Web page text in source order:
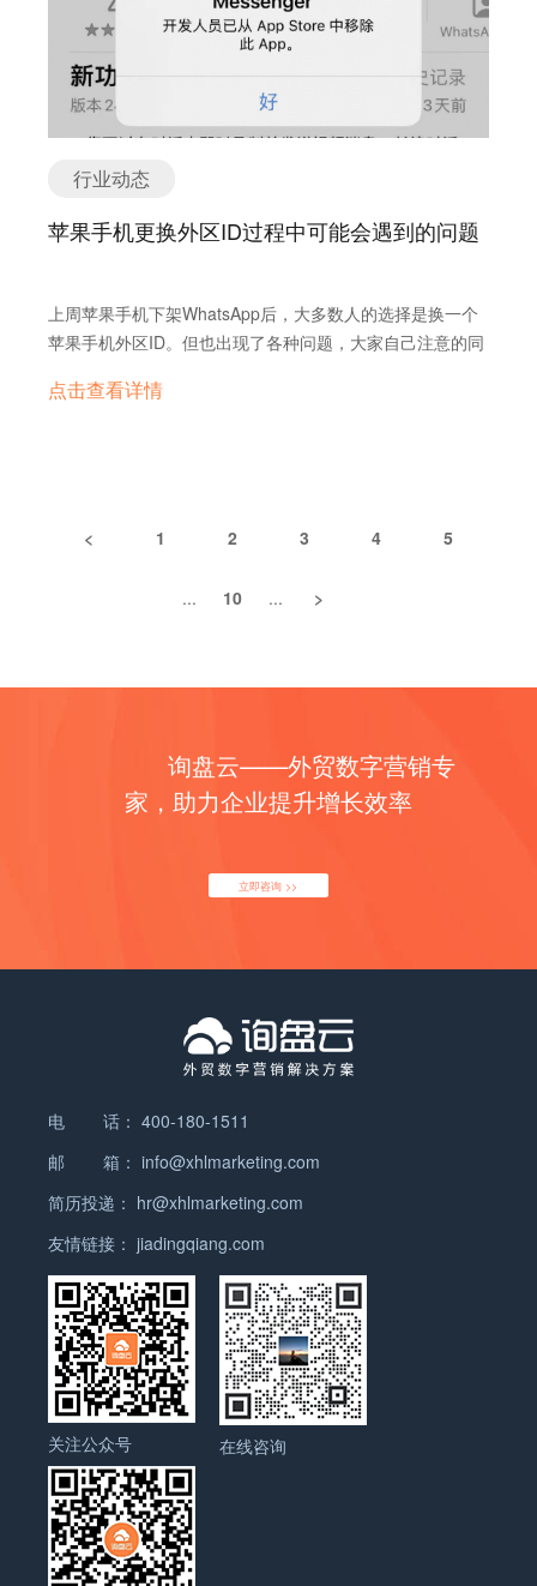
行业动态
苹果手机更换外区ID过程中可能会遇到的问题
上周苹果手机下架WhatsApp后，大多数人的选择是换一个
苹果手机外区ID。但也出现了各种问题，大家自己注意的同
点击查看详情
< 1 2 3 4 5
... 10 ... >
询盘云——外贸数字营销专
家，助力企业提升增长效率
立即咨询 >>
电 话： 400-180-1511
邮 箱： info@xhlmarketing.com
简历投递： hr@xhlmarketing.com
友情链接： jiadingqiang.com
关注公众号 在线咨询